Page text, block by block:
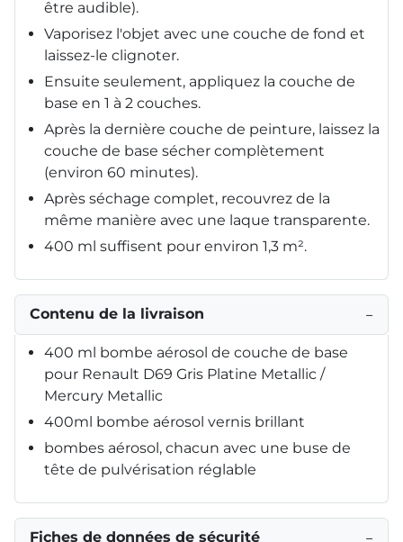
être audible).
Vaporisez l'objet avec une couche de fond et
laissez-le clignoter.
Ensuite seulement, appliquez la couche de
base en 1 à 2 couches.
Après la dernière couche de peinture, laissez la
couche de base sécher complètement
(environ 60 minutes).
Après séchage complet, recouvrez de la
même manière avec une laque transparente.
400 ml suffisent pour environ 1,3 m².
Contenu de la livraison −
400 ml bombe aérosol de couche de base
pour Renault D69 Gris Platine Metallic /
Mercury Metallic
400ml bombe aérosol vernis brillant
bombes aérosol, chacun avec une buse de
tête de pulvérisation réglable
Fiches de données de sécurité